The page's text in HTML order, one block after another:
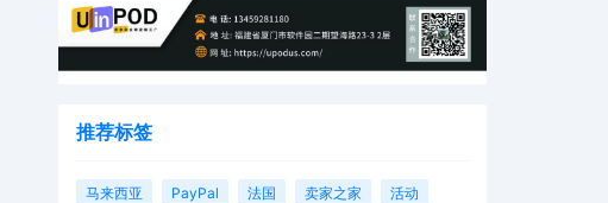
推荐标签
马来西亚 PayPal 法国 卖家之家 活动